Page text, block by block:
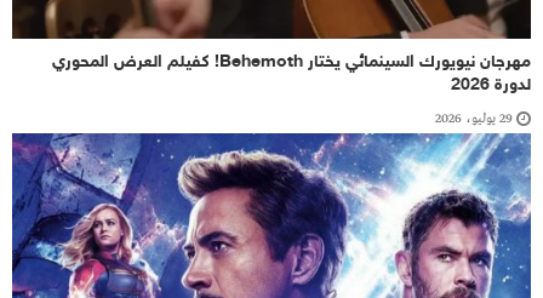
مهرجان نيويورك السينمائي يختار Behemoth! كفيلم العرض المحوري
لدورة 2026
29 يوليو، 2026